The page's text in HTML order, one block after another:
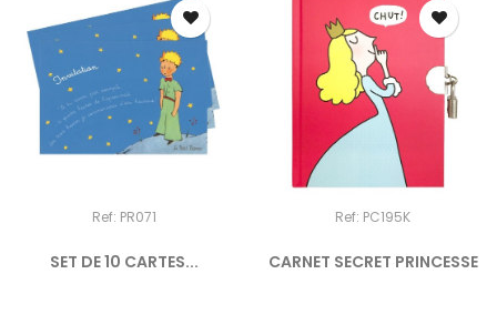
Ref: PR071
SET DE 10 CARTES...
Ref: PC195K
CARNET SECRET PRINCESSE